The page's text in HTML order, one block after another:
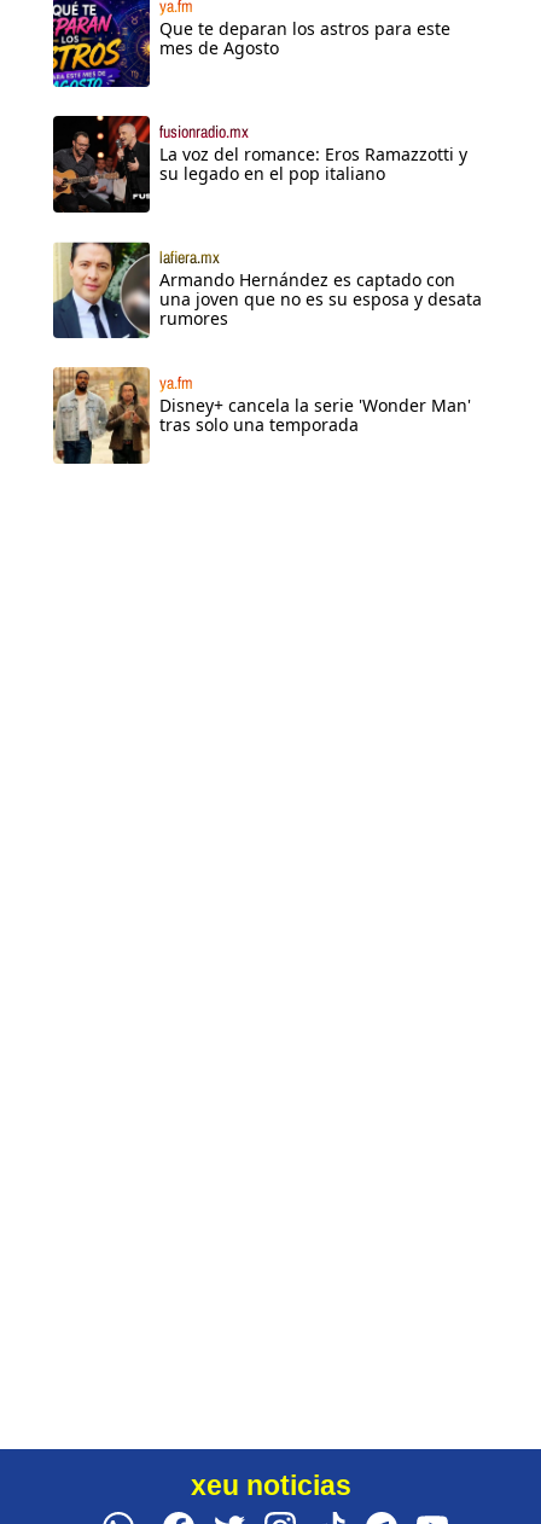
ya.fm
Que te deparan los astros para este
mes de Agosto
fusionradio.mx
La voz del romance: Eros Ramazzotti y
su legado en el pop italiano
lafiera.mx
Armando Hernández es captado con
una joven que no es su esposa y desata
rumores
ya.fm
Disney+ cancela la serie 'Wonder Man'
tras solo una temporada
xeu noticias